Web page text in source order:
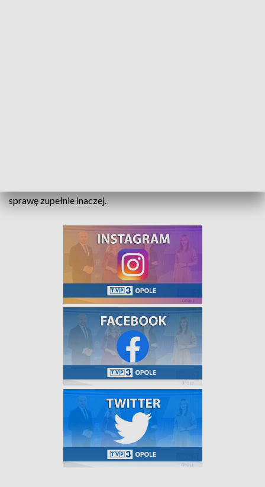
sprawę zupełnie inaczej.